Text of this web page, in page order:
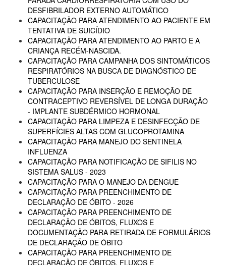
DESFIBRILADOR EXTERNO AUTOMÁTICO
CAPACITAÇÃO PARA ATENDIMENTO AO PACIENTE EM
TENTATIVA DE SUICÍDIO
CAPACITAÇÃO PARA ATENDIMENTO AO PARTO E A
CRIANÇA RECÉM-NASCIDA.
CAPACITAÇÃO PARA CAMPANHA DOS SINTOMÁTICOS
RESPIRATÓRIOS NA BUSCA DE DIAGNÓSTICO DE
TUBERCULOSE
CAPACITAÇÃO PARA INSERÇÃO E REMOÇÃO DE
CONTRACEPTIVO REVERSÍVEL DE LONGA DURAÇÃO
- IMPLANTE SUBDÉRMICO HORMONAL
CAPACITAÇÃO PARA LIMPEZA E DESINFECÇÃO DE
SUPERFÍCIES ALTAS COM GLUCOPROTAMINA
CAPACITAÇÃO PARA MANEJO DO SENTINELA
INFLUENZA
CAPACITAÇÃO PARA NOTIFICAÇÃO DE SIFILIS NO
SISTEMA SALUS - 2023
CAPACITAÇÃO PARA O MANEJO DA DENGUE
CAPACITAÇÃO PARA PREENCHIMENTO DE
DECLARAÇÃO DE ÓBITO - 2026
CAPACITAÇÃO PARA PREENCHIMENTO DE
DECLARAÇÃO DE ÓBITOS, FLUXOS E
DOCUMENTAÇÃO PARA RETIRADA DE FORMULÁRIOS
DE DECLARAÇÃO DE ÓBITO
CAPACITAÇÃO PARA PREENCHIMENTO DE
DECLARAÇÃO DE ÓBITOS, FLUXOS E